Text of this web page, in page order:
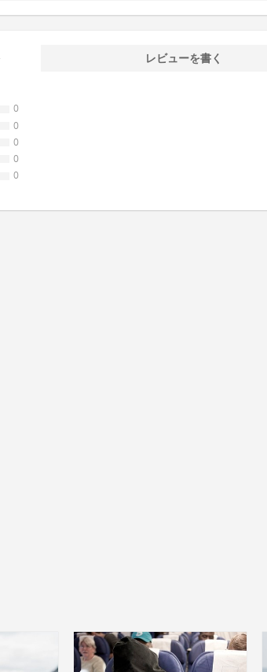
0
0
0
0
0
レビューを書く